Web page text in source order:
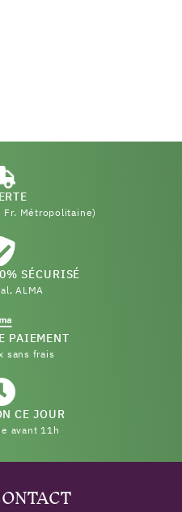
Fr. Métropolitaine)
SÉCURISÉ
ALMA
PAIEMENT
sans frais
CE JOUR
avant 11h